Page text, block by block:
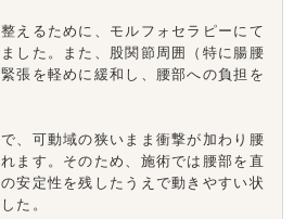
えるために、モルフォセラピーにて
した。また、股関節周囲（特に腸腰
張を軽めに緩和し、腰部への負担を
、可動域の狭いまま衝撃が加わり腰
ます。そのため、施術では腰部を直
安定性を残したうえで動きやすい状
た。